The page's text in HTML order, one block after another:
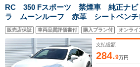
RC 350 Fスポーツ 禁煙車 純正ナビ
ラ ムーンルーフ 赤革 シートベン
モリー付きパワーシート 純正19イン
シュセーフティ レーダークルーズ
パドルシフト
販売店保証 車両品質評価書付 購入プラン付 オンライ
支払総額
284.9万円